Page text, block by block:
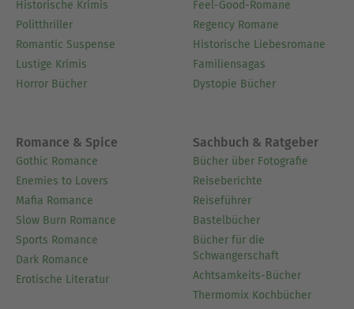
Historische Krimis
Politthriller
Romantic Suspense
Lustige Krimis
Horror Bücher
Feel-Good-Romane
Regency Romane
Historische Liebesromane
Familiensagas
Dystopie Bücher
Romance & Spice
Gothic Romance
Enemies to Lovers
Mafia Romance
Slow Burn Romance
Sports Romance
Dark Romance
Erotische Literatur
Sachbuch & Ratgeber
Bücher über Fotografie
Reiseberichte
Reiseführer
Bastelbücher
Bücher für die
Schwangerschaft
Achtsamkeits-Bücher
Thermomix Kochbücher